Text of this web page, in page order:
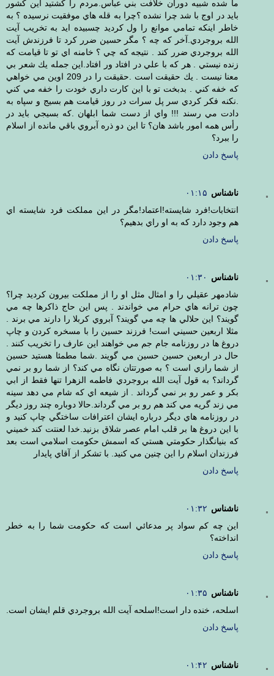
ما شده شبيه دوران خلافت بني عباس.مردم را كشتيد اين كشور
بايد در اوج با شد چرا نشده ؟چرا به قله هاي موفقيت نرسيده ؟ به
خاطر اينكه تمامي موانع را ول كرديد چسبيده ايد به تخريب آيت
الله بروجردي.آخر كه چه ؟ مگر حسين ضرر كرد تا فرزندش آيت
الله بروجردي ضرر كند . نتيجه كه چي ؟ خامنه اي تو تا قيامت كه
زنده نيستي . هر كه با علي در افتاد ور افتاد.اين جمله يك شعر بي
معنا نيست . يك حقيقت است .حقيقت را در 209 اوين مي خواهي
كه خفه كني . بدبخت تو با اين كارت داري خودت را خفه مي كني
.نكنه فكر كردي سر پل سرات در روز قيامت هم بسيج و سپاه به
دادت مي رسند !!! واي از دست شما ابلهان .كه بسيجي بايد در
رأس همه امور باشد هان؟ تا اين دو ذره آبروي باقي مانده از اسلام
را ببرد؟
پاسخ دادن
ناشناس ۰۱:۱۵
انتخابات!فرد شايسته!اعتماد!مگر در اين مملكت فرد شايسته اي
هم وجود دارد كه به او راي بدهيم؟
پاسخ دادن
ناشناس
۰۱:۳۰
شادمهر عقيلي را و امثال مثل او را از مملكت بيرون كرديد چرا؟
چون ترانه هاي حرام مي خواندند . پس اين حاج ذاكرها چه مي
گويند؟ اين حلالي ها چه مي گويند؟ آبروي كربلا را دارند مي برند .
مثلا اربعين حسيني است! فرزند حسين را با مسخره كردن و چاپ
دروغ ها در روزنامه جام جم مي خواهند اين عارف را تخريب كنند .
حال در اربعين حسين حسين مي گويند .شما مطمئا هستيد حسين
از شما رازي است ؟ به صورتتان نگاه مي كند؟ از شما رو بر نمي
گرداند؟ به قول آيت الله بروجردي فاطمه الزهرا تنها فقط از ابي
بكر و عمر رو بر نمي گرداند . از شيعه اي كه شام مي دهد سينه
مي زند گريه مي كند هم رو بر مي گرداند.حالا دوباره چند روز ديگر
در روزنامه هاي ديگر درباره ايشان اعترافات ساختگي چاپ كنيد و
با اين دروغ ها بر قلب امام عصر شلاق بزنيد.خدا لعنتت كند خميني
كه بنيانگذار حكومتي هستي كه اسمش حكومت اسلامي است بعد
فرزندان اسلام را اين چنين مي كنيد. با تشكر از آقاي پايدار
پاسخ دادن
ناشناس ۰۱:۳۲
اين چه كم سواد پر مدعائي است كه حكومت شما را به خطر
انداخته؟
پاسخ دادن
ناشناس ۰۱:۳۵
اسلحه، خنده دار است!اسلحه آيت الله بروجردي قلم ايشان است.
پاسخ دادن
ناشناس ۰۱:۴۲